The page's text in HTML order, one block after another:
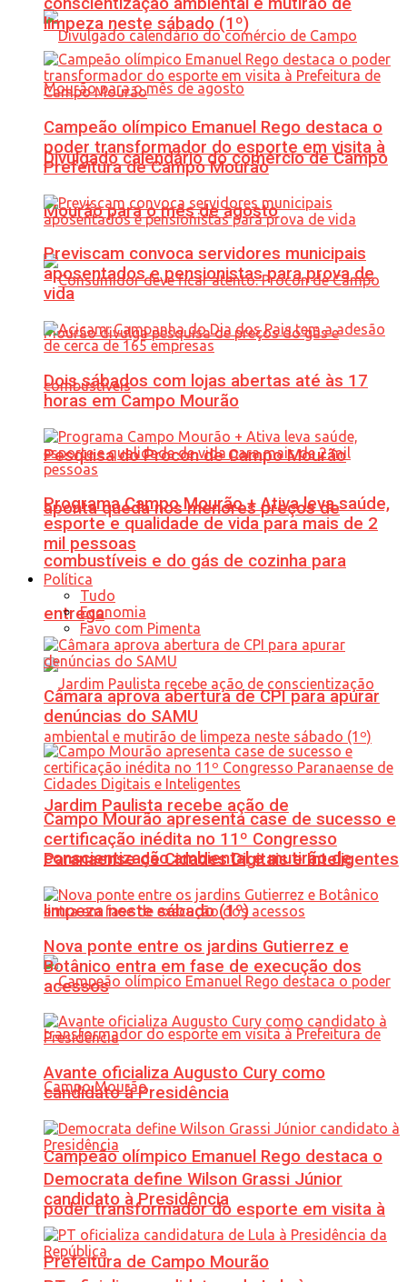
Divulgado calendário do comércio de Campo
Mourão para o mês de agosto
Pesquisa do Procon de Campo Mourão
aponta queda nos menores preços de
combustíveis e do gás de cozinha para
entrega
Jardim Paulista recebe ação de
conscientização ambiental e mutirão de
limpeza neste sábado (1º)
Campeão olímpico Emanuel Rego destaca o
poder transformador do esporte em visita à
Prefeitura de Campo Mourão
conscientização ambiental e mutirão de
limpeza neste sábado (1º)
Campeão olímpico Emanuel Rego destaca o
poder transformador do esporte em visita à
Prefeitura de Campo Mourão
Previscam convoca servidores municipais
aposentados e pensionistas para prova de
vida
Dois sábados com lojas abertas até às 17
horas em Campo Mourão
Programa Campo Mourão + Ativa leva saúde,
esporte e qualidade de vida para mais de 2
mil pessoas
Política
Tudo
Economia
Favo com Pimenta
Câmara aprova abertura de CPI para apurar
denúncias do SAMU
Campo Mourão apresenta case de sucesso e
certificação inédita no 11º Congresso
Paranaense de Cidades Digitais e Inteligentes
Nova ponte entre os jardins Gutierrez e
Botânico entra em fase de execução dos
acessos
Avante oficializa Augusto Cury como
candidato à Presidência
Democrata define Wilson Grassi Júnior
candidato à Presidência